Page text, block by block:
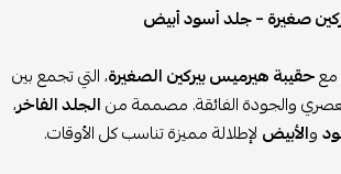
صغيرة – جلد أسود أبيض
معحقيبة هيرميس بيركين الصغيرة، التي تجمع بين
والجودة الفائقة. مصممة منالجلد الفاخر،
والأبيض لإطلالة مميزة تناسب كل الأوقات.